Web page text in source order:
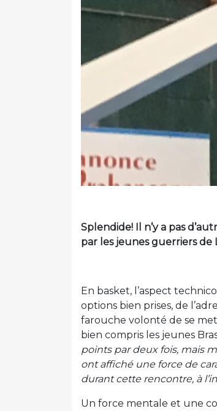
Splendide! Il n’y a pas
par les jeunes guerriers de
En basket, l’aspect
options bien prises, de
farouche volonté de se
bien compris les jeunes
points par deux fois, mais
ont affiché une force de
durant cette rencontre, à
Un force mentale et une